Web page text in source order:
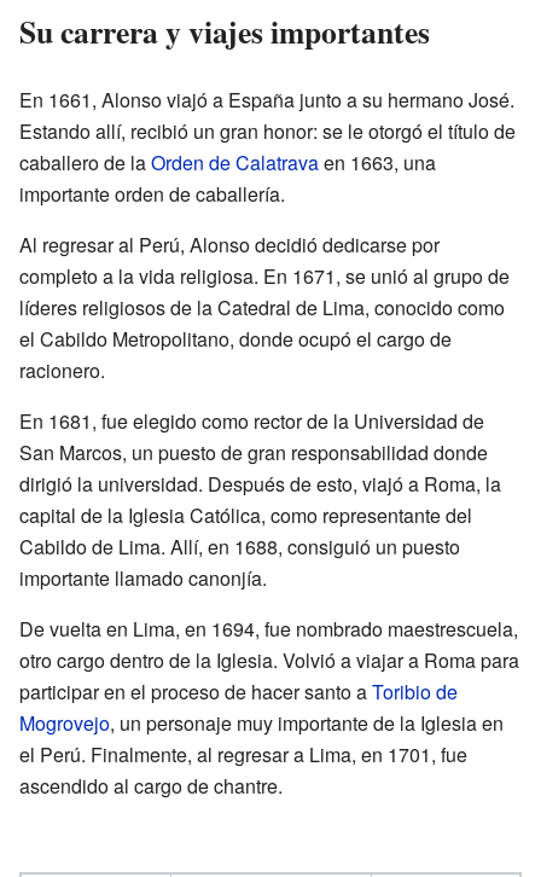
Su carrera y viajes importantes
En 1661, Alonso viajó a España junto a su hermano José.
Estando allí, recibió un gran honor: se le otorgó el título de
caballero de laOrden de Calatravaen 1663, una
importante orden de caballería.
Al regresar al Perú, Alonso decidió dedicarse por
completo a la vida religiosa. En 1671, se unió al grupo de
líderes religiosos de la Catedral de Lima, conocido como
el Cabildo Metropolitano, donde ocupó el cargo de
racionero.
En 1681, fue elegido como rector de la Universidad de
San Marcos, un puesto de gran responsabilidad donde
dirigió la universidad. Después de esto, viajó a Roma, la
capital de la Iglesia Católica, como representante del
Cabildo de Lima. Allí, en 1688, consiguió un puesto
importante llamado canonjía.
De vuelta en Lima, en 1694, fue nombrado maestrescuela,
otro cargo dentro de la Iglesia. Volvió a viajar a Roma para
participar en el proceso de hacer santo aToribio de
Mogrovejo, un personaje muy importante de la Iglesia en
el Perú. Finalmente, al regresar a Lima, en 1701, fue
ascendido al cargo de chantre.